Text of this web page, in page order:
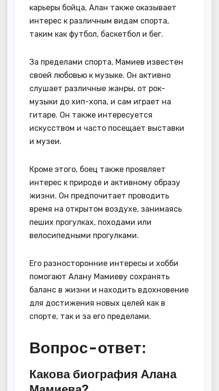
карьеры бойца, Алан также оказывает
интерес к различным видам спорта,
таким как футбол, баскетбол и бег.
За пределами спорта, Мамиев известен
своей любовью к музыке. Он активно
слушает различные жанры, от рок-
музыки до хип-хопа, и сам играет на
гитаре. Он также интересуется
искусством и часто посещает выставки
и музеи.
Кроме этого, боец также проявляет
интерес к природе и активному образу
жизни. Он предпочитает проводить
время на открытом воздухе, занимаясь
пеших прогулках, походами или
велосипедными прогулками.
Его разносторонние интересы и хобби
помогают Алану Мамиеву сохранять
баланс в жизни и находить вдохновение
для достижения новых целей как в
спорте, так и за его пределами.
Вопрос-ответ:
Какова биография Алана